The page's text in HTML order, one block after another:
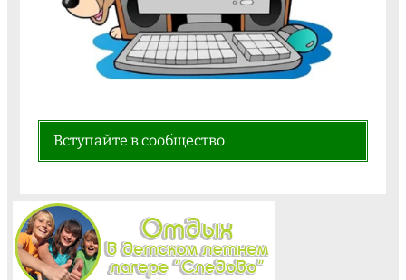
Вступайте в сообщество